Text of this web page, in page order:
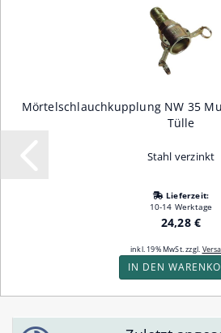
Mörtelschlauchkupplung NW 35
Tülle
Stahl verzinkt
Lieferzeit:
10-14 Werktage
24,28 €
inkl. 19% MwSt. zzgl.
IN DEN